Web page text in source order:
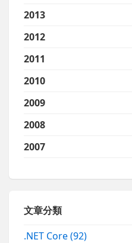
2013
2012
2011
2010
2009
2008
2007
文章分類
.NET Core(92)